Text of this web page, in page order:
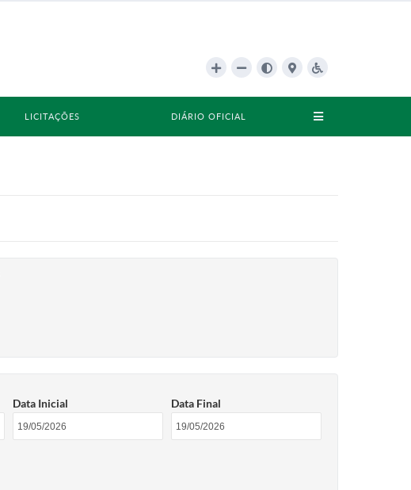
LICITAÇÕES DIÁRIO OFICIAL
Data Inicial Data Final